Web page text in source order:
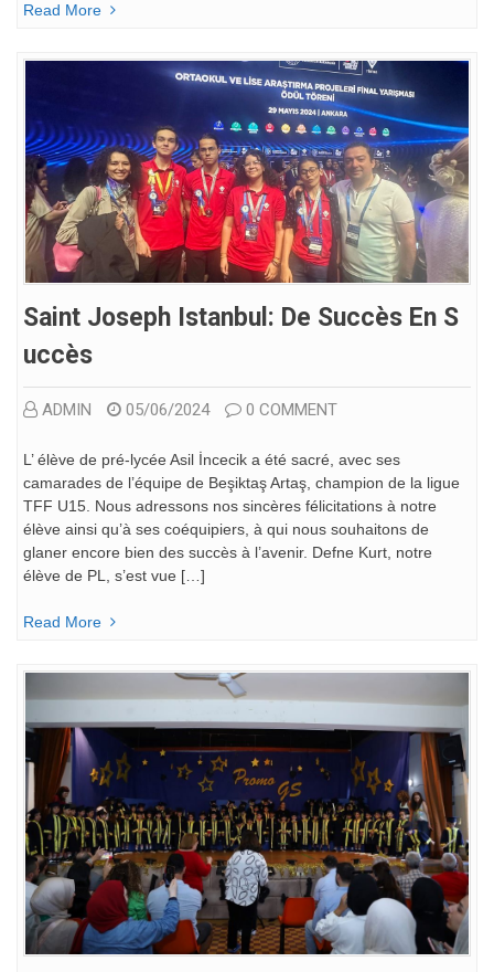
Read More
Saint Joseph Istanbul: De Succès En S
Uccès
ADMIN 05/06/2024 0 COMMENT
L’ élève de pré-lycée Asil İncecik a été sacré, avec ses
camarades de l’équipe de Beşiktaş Artaş, champion de la ligue
TFF U15. Nous adressons nos sincères félicitations à notre
élève ainsi qu’à ses coéquipiers, à qui nous souhaitons de
glaner encore bien des succès à l’avenir. Defne Kurt, notre
élève de PL, s’est vue […]
Read More